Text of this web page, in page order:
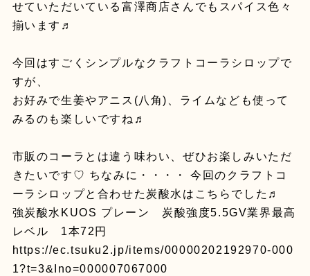
せていただいている富澤商店さんでもスパイス色々
揃います♬
今回はすごくシンプルなクラフトコーラシロップで
すが、
お好みで生姜やアニス(八角)、ライムなども使って
みるのも楽しいですね♬
市販のコーラとは違う味わい、ぜひお楽しみいただ
きたいです♡ ちなみに・・・・ 今回のクラフトコ
ーラシロップと合わせた炭酸水はこちらでした♬
強炭酸水KUOS プレーン 炭酸強度5.5GV業界最高
レベル 1本72円
https://ec.tsuku2.jp/items/00000202192970-000
1?t=3&Ino=000007067000